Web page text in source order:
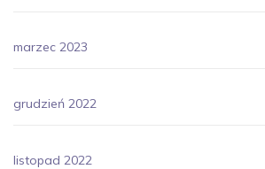
marzec 2023
grudzień 2022
listopad 2022